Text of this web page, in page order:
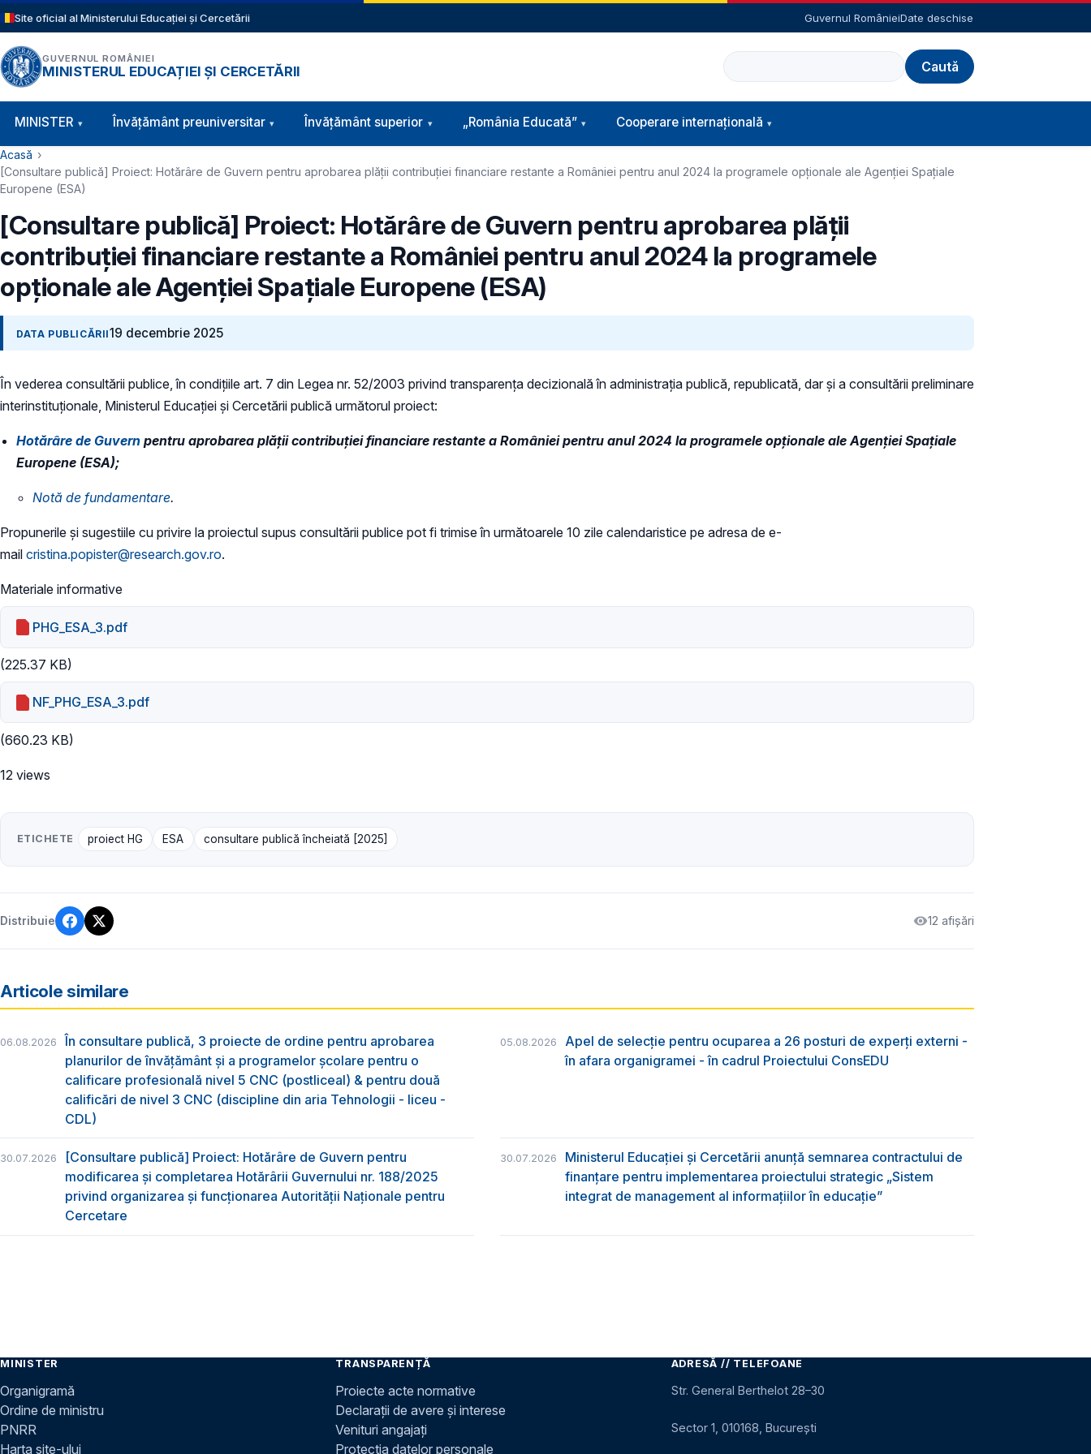
Sari la conținutul principal
Site oficial al Ministerului Educației și Cercetării Guvernul RomânieiDate deschise
GUVERNUL ROMÂNIEI
MINISTERUL EDUCAȚIEI ȘI CERCETĂRII
Caută
Navigație principală
MINISTER Învăţământ preuniversitar Învățământ superior „România Educată” Cooperare internațională
Cale de navigare
Acasă
[Consultare publică] Proiect: Hotărâre de Guvern pentru aprobarea plății contribuției financiare restante a României pentru anul 2024 la programele opționale ale Agenției Spațiale
Europene (ESA)
[Consultare publică] Proiect: Hotărâre de Guvern pentru aprobarea plății
contribuției financiare restante a României pentru anul 2024 la programele
opționale ale Agenției Spațiale Europene (ESA)
DATA PUBLICĂRII19 decembrie 2025
În vederea consultării publice, în condiţiile art. 7 din Legea nr. 52/2003 privind transparenţa decizională în administraţia publică, republicată, dar și a consultării preliminare
interinstituționale, Ministerul Educaţiei și Cercetării publică următorul proiect:
Hotărâre de Guvern pentru aprobarea plății contribuției financiare restante a României pentru anul 2024 la programele opționale ale Agenției Spațiale
Europene (ESA);
Notă de fundamentare.
Propunerile și sugestiile cu privire la proiectul supus consultării publice pot fi trimise în următoarele 10 zile calendaristice pe adresa de e-
mail cristina.popister@research.gov.ro.
Materiale informative
PHG_ESA_3.pdf
(225.37 KB)
NF_PHG_ESA_3.pdf
(660.23 KB)
12 views
ETICHETE proiect HG ESA consultare publică încheiată [2025]
Distribuie 12 afișări
Articole similare
06.08.2026
În consultare publică, 3 proiecte de ordine pentru aprobarea
planurilor de învățământ și a programelor școlare pentru o
calificare profesională nivel 5 CNC (postliceal) & pentru două
calificări de nivel 3 CNC (discipline din aria Tehnologii - liceu -
CDL)
05.08.2026
Apel de selecție pentru ocuparea a 26 posturi de experți externi -
în afara organigramei - în cadrul Proiectului ConsEDU
30.07.2026
[Consultare publică] Proiect: Hotărâre de Guvern pentru
modificarea și completarea Hotărârii Guvernului nr. 188/2025
privind organizarea şi funcţionarea Autorităţii Naţionale pentru
Cercetare
30.07.2026
Ministerul Educației și Cercetării anunță semnarea contractului de
finanțare pentru implementarea proiectului strategic „Sistem
integrat de management al informațiilor în educație”
MINISTER
Organigramă
Ordine de ministru
PNRR
Harta site-ului
TRANSPARENȚĂ
Proiecte acte normative
Declarații de avere și interese
Venituri angajați
Protecția datelor personale
ADRESĂ // TELEFOANE
Str. General Berthelot 28–30
Sector 1, 010168, București